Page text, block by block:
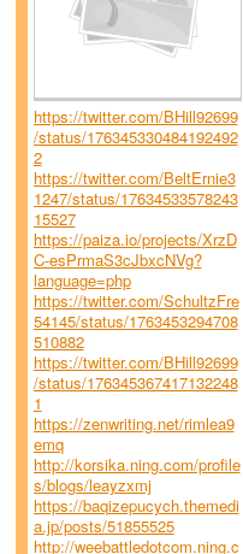
https://twitter.com/BHill92699
/status/176345330484192492
2
https://twitter.com/BeltErnie3
1247/status/17634533578243
15527
https://paiza.io/projects/XrzD
C-esPrmaS3cJbxcNVg?
language=php
https://twitter.com/SchultzFre
54145/status/1763453294708
510882
https://twitter.com/BHill92699
/status/176345367417132248
1
https://zenwriting.net/rimlea9
emq
http://korsika.ning.com/profile
s/blogs/leayzxmj
https://baqizepucych.themedi
a.jp/posts/51855525
http://weebattledotcom.ning.c